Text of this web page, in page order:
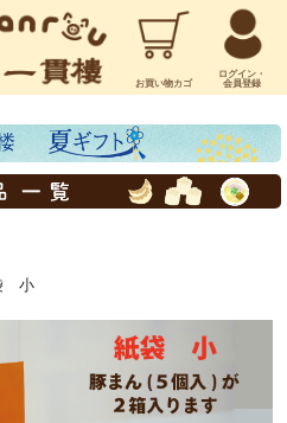
お買い物カゴ
ログイン・
会員登録
合わせ
小